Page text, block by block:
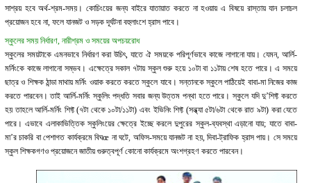
সাশ্রয় হবে অর্থ-শ্রম-সময়। কোচিংয়ের জন্য বাইরে যাতায়াত করতে না হওয়ায় এ বিষয়ে রাস্তায় যান চলাচল
প্রয়োজন হবে না, ফলে যানজট ও সড়ক দূর্ঘটনা বহুলাংশে হ্রাস পাবে।
স্কুলের সময় নির্ধারণ, নারীশ্রম ও সময়ের অপচয়রোধ
স্কুলের সময়টাকে এমনভাবে নির্ধারণ করা উচিৎ, যাতে ঐ সময়কে পরিপূর্ণভাবে কাজে লাগানো যায়। যেমন, আর্লি-
মর্নিংকে কাজে লাগানো সম্ভব। এক্ষেত্রে সকাল ৭টায় স্কুল শুরু হয়ে ১০টা বা ১১টায় শেষ হতে পারে। এ সময়ে
ছাত্র ও শিক্ষক ঠান্ডা মাথায় মর্নিং ওয়াক করতে করতে স্কুলে যাবে। সন্তানকে স্কুলে পাঠিয়েই বাবা-মা নিজের কাজ
করতে পারবেন। তাই আর্লি-মর্নিং স্কুলিং পদ্ধতি সবার জন্য উত্তম পন্থা হতে পারে। স্কুলে যদি দু’শিফ্ট করতে
হয় তাহলে আর্লি-মর্নিং শিফ্ট (৭টা থেকে ১০টা/১১টা) এবং ইভিনিং শিফ্ট (সন্ধ্যা ৫টা/৬টা থেকে রাত ৯টা) করা যেতে
পারে। এভাবে এলাকাভিত্তিক স্কুলিংয়ের ক্ষেত্রে ইচ্ছে করলে দুপুরের স্কুল-ব্যবস্থা এড়ানো যায়; যাতে বাবা-
মা’র চাকরি বা পেশাগত কার্যক্রমে বিঘœ না ঘটে, অফিস-সময়ে যানজট না হয়, দিবা-ট্রাফিক হ্রাস পায়। সে সময়ে
স্কুল শিক্ষকগণও প্রয়োজনে জাতীয় গুরুত্বপূর্ণ কোনো কার্যক্রমে অংশগ্রহণ করতে পারবেন।